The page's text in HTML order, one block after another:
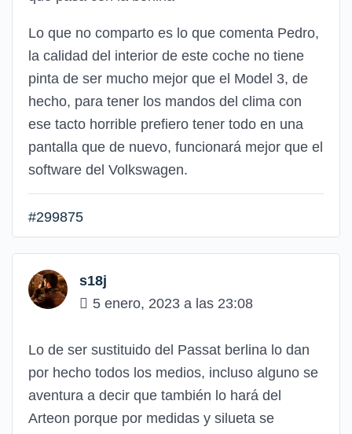
Lo que no comparto es lo que comenta Pedro,
la calidad del interior de este coche no tiene
pinta de ser mucho mejor que el Model 3, de
hecho, para tener los mandos del clima con
ese tacto horrible prefiero tener todo en una
pantalla que de nuevo, funcionará mejor que el
software del Volkswagen.
#299875
s18j
5 enero, 2023 a las 23:08
Lo de ser sustituido del Passat berlina lo dan
por hecho todos los medios, incluso alguno se
aventura a decir que también lo hará del
Arteon porque por medidas y silueta se